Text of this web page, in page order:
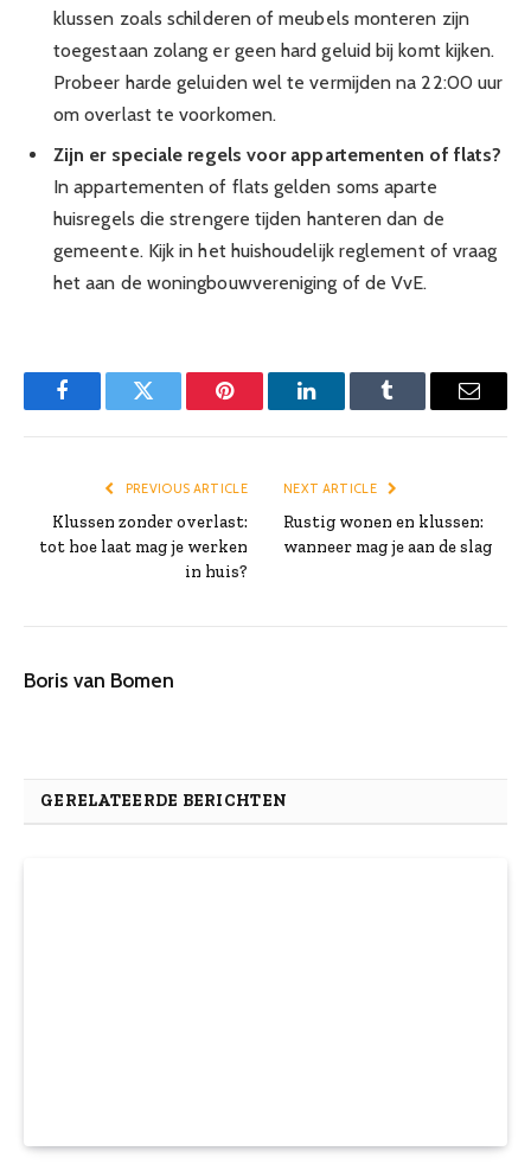
klussen zoals schilderen of meubels monteren zijn
toegestaan zolang er geen hard geluid bij komt kijken.
Probeer harde geluiden wel te vermijden na 22:00 uur
om overlast te voorkomen.
Zijn er speciale regels voor appartementen of flats?
In appartementen of flats gelden soms aparte
huisregels die strengere tijden hanteren dan de
gemeente. Kijk in het huishoudelijk reglement of vraag
het aan de woningbouwvereniging of de VvE.
FacebookTwitter Pinterest LinkedInTumblr Email
PREVIOUS ARTICLE
Klussen zonder overlast:
tot hoe laat mag je werken
in huis?
NEXT ARTICLE
Rustig wonen en klussen:
wanneer mag je aan de slag
Boris van Bomen
GERELATEERDE BERICHTEN